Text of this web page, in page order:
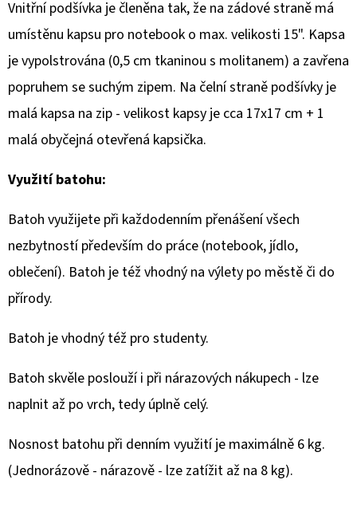
Vnitřní podšívka je členěna tak, že na zádové straně má
umístěnu kapsu pro notebook o max. velikosti 15". Kapsa
je vypolstrována (0,5 cm tkaninou s molitanem) a zavřena
popruhem se suchým zipem. Na čelní straně podšívky je
malá kapsa na zip - velikost kapsy je cca 17x17 cm + 1
malá obyčejná otevřená kapsička.
Využití batohu:
Batoh využijete při každodenním přenášení všech
nezbytností především do práce (notebook, jídlo,
oblečení). Batoh je též vhodný na výlety po městě či do
přírody.
Batoh je vhodný též pro studenty.
Batoh skvěle poslouží i při nárazových nákupech - lze
naplnit až po vrch, tedy úplně celý.
Nosnost batohu při denním využití je maximálně 6 kg.
(Jednorázově - nárazově - lze zatížit až na 8 kg).